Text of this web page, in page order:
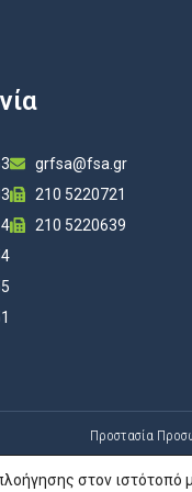
grfsa@fsa.gr
210 5220721
210 5220639
Προστασία
στον ιστότοπό